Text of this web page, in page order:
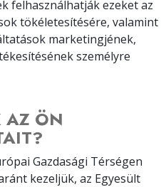
felhasználhatják ezeket az
tökéletesítésére, valamint
marketingjének,
személyre
AZ ÖN
Gazdasági Térségen
kezeljük, az Egyesült